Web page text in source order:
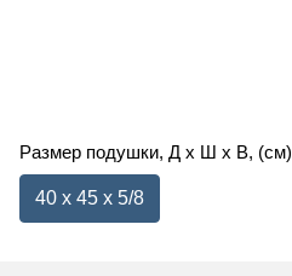
Размер подушки, Д х Ш х В, (см)
40 x 45 x 5/8